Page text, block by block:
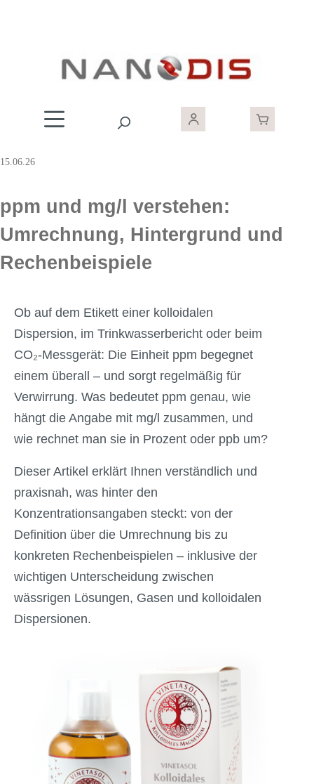
15.06.26
ppm und mg/l verstehen:
Umrechnung, Hintergrund und
Rechenbeispiele
Ob auf dem Etikett einer kolloidalen
Dispersion, im Trinkwasserbericht oder beim
CO₂-Messgerät: Die Einheit ppm begegnet
einem überall – und sorgt regelmäßig für
Verwirrung. Was bedeutet ppm genau, wie
hängt die Angabe mit mg/l zusammen, und
wie rechnet man sie in Prozent oder ppb um?
Dieser Artikel erklärt Ihnen verständlich und
praxisnah, was hinter den
Konzentrationsangaben steckt: von der
Definition über die Umrechnung bis zu
konkreten Rechenbeispielen – inklusive der
wichtigen Unterscheidung zwischen
wässrigen Lösungen, Gasen und kolloidalen
Dispersionen.